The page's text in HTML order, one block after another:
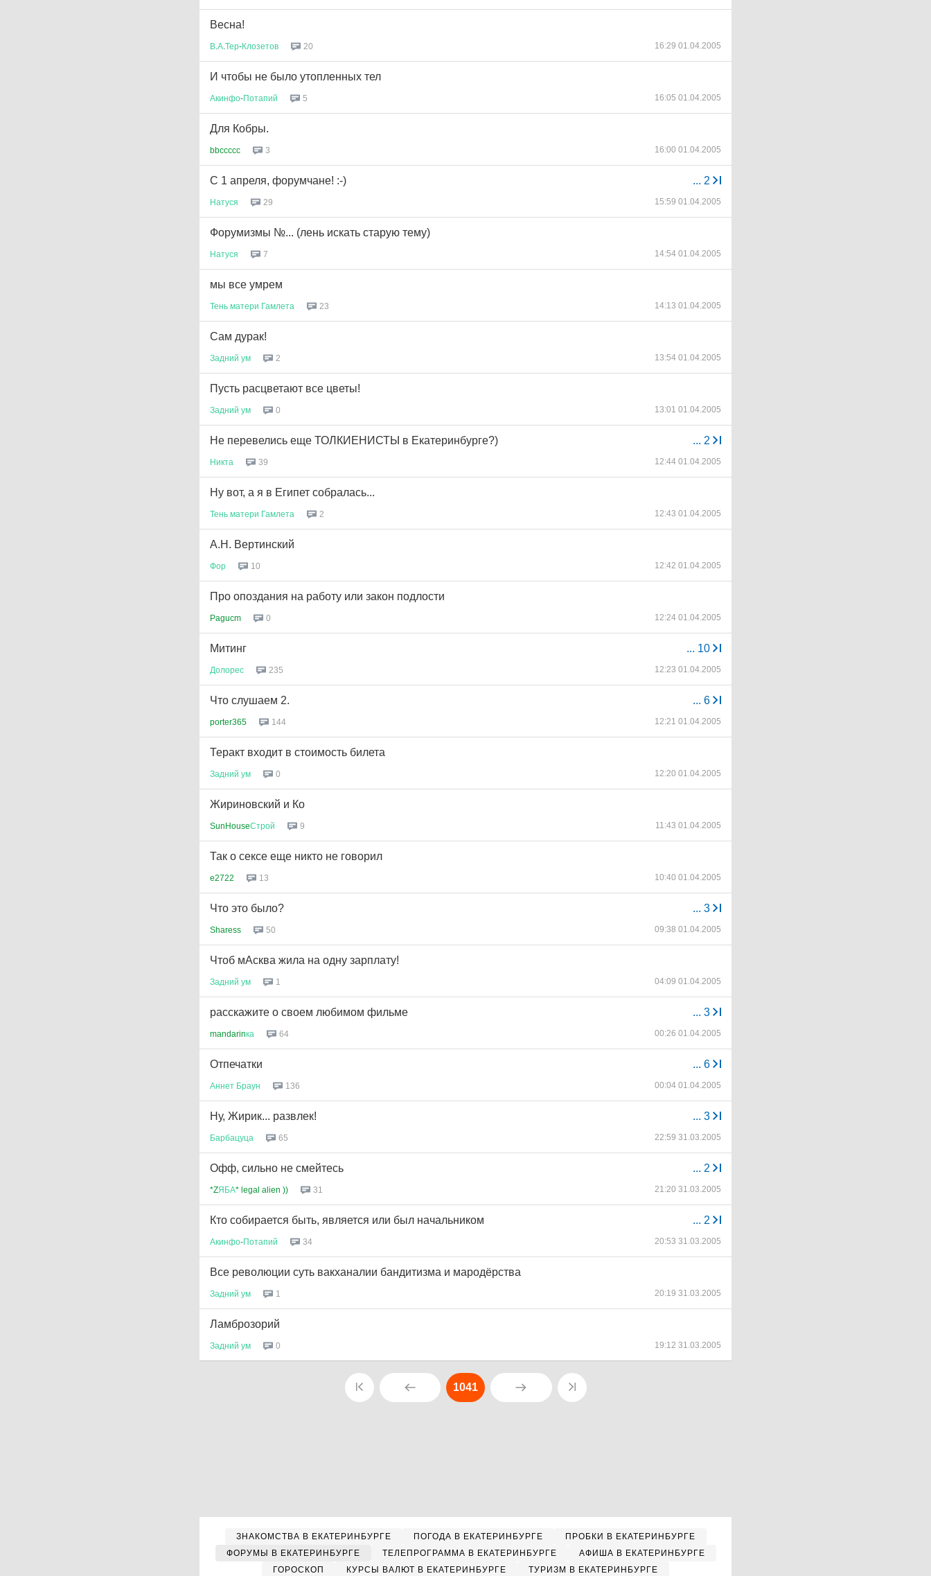
Весна!
В А Тер-Клозетов 20 16:29 01.04.2005
И чтобы не было утопленных тел
Акинфо-Потапий 5 16:05 01.04.2005
Для Кобры.
bbccccc 3 16:00 01.04.2005
... 2
С 1 апреля, форумчане! :-)
Натуся 29 15:59 01.04.2005
Форумизмы №... (лень искать старую тему)
Натуся 7 14:54 01.04.2005
мы все умрем
Тень матери Гамлета 23 14:13 01.04.2005
Сам дурак!
Задний ум 2 13:54 01.04.2005
Пусть расцветают все цветы!
Задний ум 0 13:01 01.04.2005
... 2
Не перевелись еще ТОЛКИЕНИСТЫ в Екатеринбурге?)
Никта 39 12:44 01.04.2005
Ну вот, а я в Египет собралась...
Тень матери Гамлета 2 12:43 01.04.2005
А.Н. Вертинский
Фор 10 12:42 01.04.2005
Про опоздания на работу или закон подлости
Pagucm 0 12:24 01.04.2005
... 10
Митинг
Долорес 235 12:23 01.04.2005
... 6
Что слушаем 2.
porter365 144 12:21 01.04.2005
Теракт входит в стоимость билета
Задний ум 0 12:20 01.04.2005
Жириновский и Ко
SunHouseСтрой 9 11:43 01.04.2005
Так о сексе еще никто не говорил
e2722 13 10:40 01.04.2005
... 3
Что это было?
Sharess 50 09:38 01.04.2005
Чтоб мАсква жила на одну зарплату!
Задний ум 1 04:09 01.04.2005
... 3
расскажите о своем любимом фильме
mandarinка 64 00:26 01.04.2005
... 6
Отпечатки
Аннет Браун 136 00:04 01.04.2005
... 3
Ну, Жирик... развлек!
Барбацуца 65 22:59 31.03.2005
... 2
Офф, сильно не смейтесь
*ZЯБА* legal alien )) 31 21:20 31.03.2005
... 2
Кто собирается быть, является или был начальником
Акинфо-Потапий 34 20:53 31.03.2005
Все революции суть вакханалии бандитизма и мародёрства
Задний ум 1 20:19 31.03.2005
Ламброзорий
Задний ум 0 19:12 31.03.2005
1041
ЗНАКОМСТВА В ЕКАТЕРИНБУРГЕ ПОГОДА В ЕКАТЕРИНБУРГЕ
ПРОБКИ В ЕКАТЕРИНБУРГЕ
ФОРУМЫ В ЕКАТЕРИНБУРГЕ
ТЕЛЕПРОГРАММА В ЕКАТЕРИНБУРГЕ
АФИША В ЕКАТЕРИНБУРГЕ
ГОРОСКОП
КУРСЫ ВАЛЮТ В ЕКАТЕРИНБУРГЕ ТУРИЗМ В ЕКАТЕРИНБУРГЕ